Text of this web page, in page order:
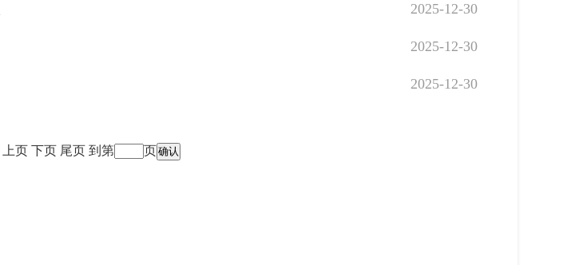
2025-12-30
2025-12-30
2025-12-30
上页 下页 尾页 到第 页